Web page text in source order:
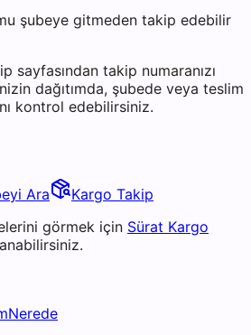
şubeye gitmeden takip edebilir
sayfasından takip numaranızı
dağıtımda, şubede veya teslim
kontrol edebilirsiniz.
Ara
Kargo Takip
görmek için Sürat Kargo